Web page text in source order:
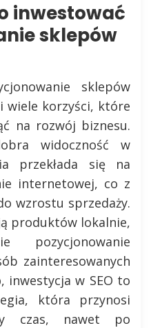
inwestować
sklepów
sklepów
wiele korzyści, które
na rozwój biznesu.
widoczność w
przekłada się na
internetowej, co z
wzrostu sprzedaży.
produktów lokalnie,
pozycjonowanie
zainteresowanych
inwestycja w SEO to
która przynosi
czas, nawet po